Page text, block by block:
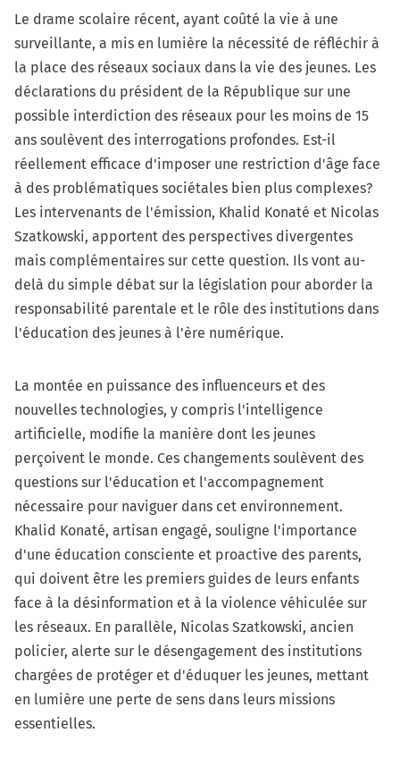
Le drame scolaire récent, ayant coûté la vie à une
surveillante, a mis en lumière la nécessité de réfléchir à
la place des réseaux sociaux dans la vie des jeunes. Les
déclarations du président de la République sur une
possible interdiction des réseaux pour les moins de 15
ans soulèvent des interrogations profondes. Est-il
réellement efficace d'imposer une restriction d'âge face
à des problématiques sociétales bien plus complexes?
Les intervenants de l'émission, Khalid Konaté et Nicolas
Szatkowski, apportent des perspectives divergentes
mais complémentaires sur cette question. Ils vont au-
delà du simple débat sur la législation pour aborder la
responsabilité parentale et le rôle des institutions dans
l'éducation des jeunes à l'ère numérique.
La montée en puissance des influenceurs et des
nouvelles technologies, y compris l'intelligence
artificielle, modifie la manière dont les jeunes
perçoivent le monde. Ces changements soulèvent des
questions sur l'éducation et l'accompagnement
nécessaire pour naviguer dans cet environnement.
Khalid Konaté, artisan engagé, souligne l'importance
d'une éducation consciente et proactive des parents,
qui doivent être les premiers guides de leurs enfants
face à la désinformation et à la violence véhiculée sur
les réseaux. En parallèle, Nicolas Szatkowski, ancien
policier, alerte sur le désengagement des institutions
chargées de protéger et d'éduquer les jeunes, mettant
en lumière une perte de sens dans leurs missions
essentielles.